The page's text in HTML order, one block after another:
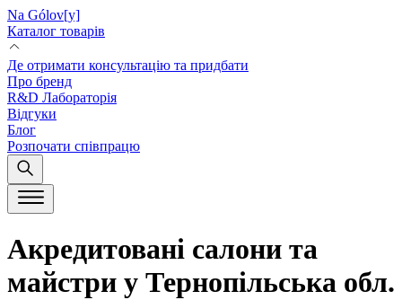
Na Gólov[y]
Каталог товарів
Де отримати консультацію та придбати
Про бренд
R&D Лабораторія
Відгуки
Блог
Розпочати співпрацю
Акредитовані салони та
майстри у Тернопільська обл.